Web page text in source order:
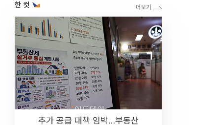
한 컷
추가 공급 대책 임박…부동산